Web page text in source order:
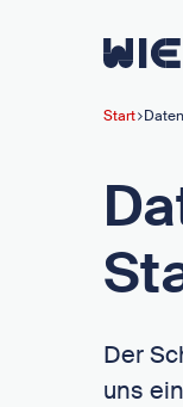
Start
Der
uns